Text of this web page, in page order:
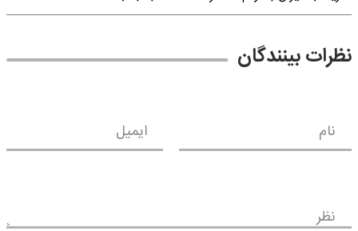
نظرات بینندگان
نام ایمیل
نظر